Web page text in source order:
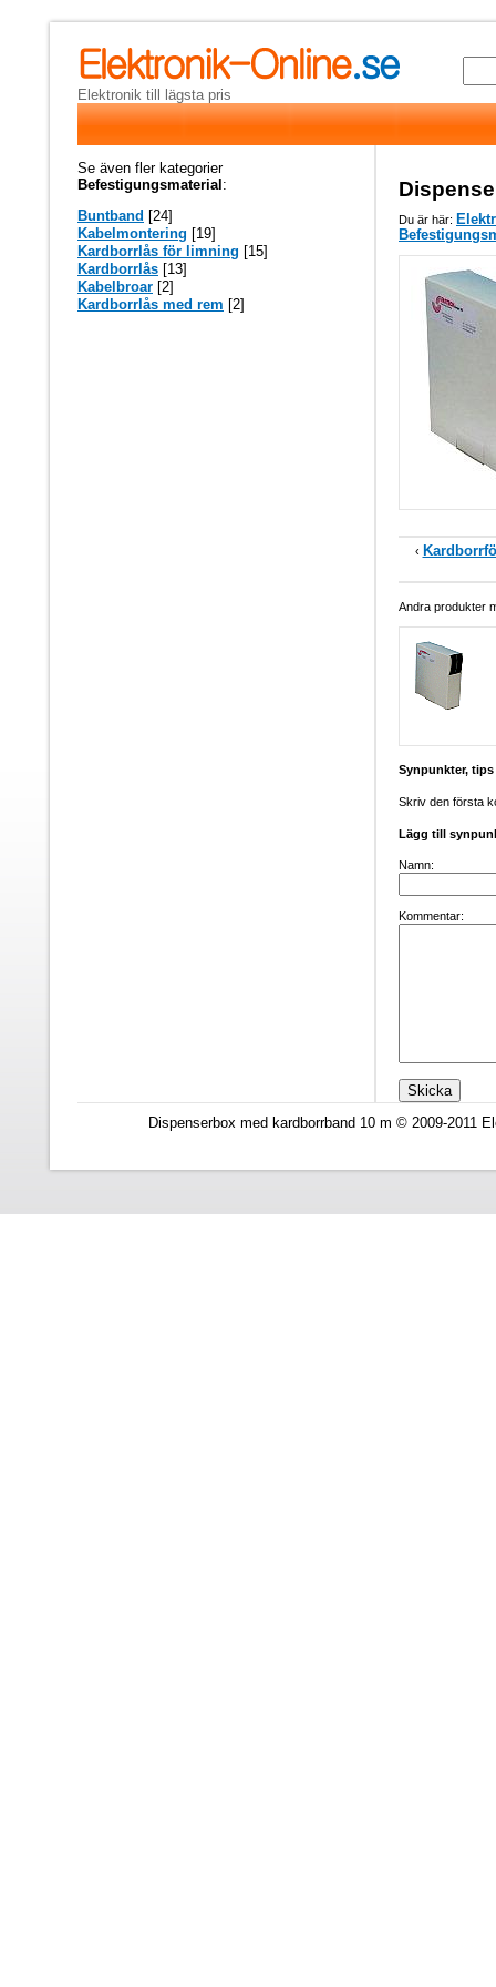
Elektronik till lägsta pris
Du är här:
‹
Andra produkter
Synpunkter,
Skriv den första
Lägg till
Namn:
Kommentar:
Se även fler kategorier
Befestigungsmaterial :
Buntband [24]
Kabelmontering [19]
Kardborrlås för limning [15]
Kardborrlås [13]
Kabelbroar [2]
Kardborrlås med rem [2]
Dispenserbox med kardborrband 10 m © 2009-2011